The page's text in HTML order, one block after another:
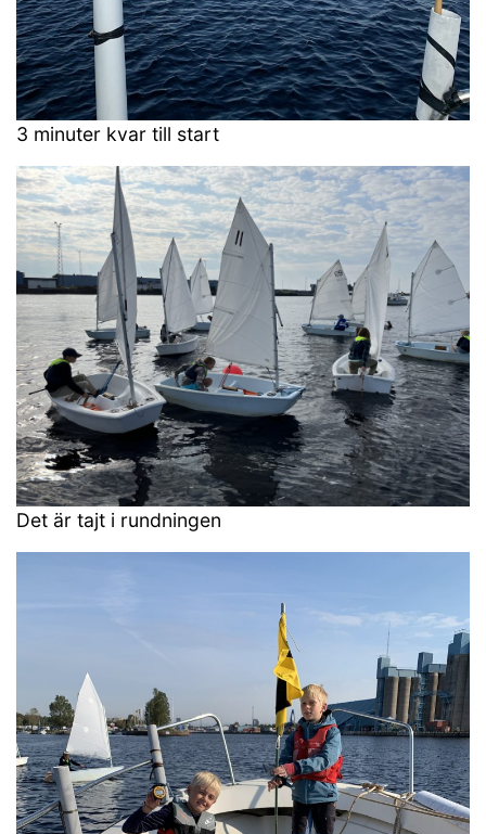
3 minuter kvar till start
Det är tajt i rundningen